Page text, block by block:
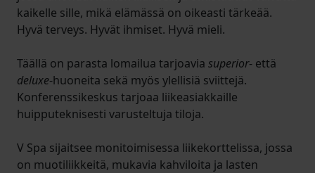
kaikelle sille, mikä elämässä on oikeasti tärkeää.
Hyvä terveys. Hyvät ihmiset. Hyvä mieli.
Täällä on parasta lomailua tarjoavia superior- että
deluxe-huoneita sekä myös ylellisiä sviittejä.
Konferenssikeskus tarjoaa liikeasiakkaille
huipputeknisesti varusteltuja tiloja.
V Spa sijaitsee monitoimisessa liikekorttelissa, jossa
on muotiliikkeitä, mukavia kahviloita ja lasten